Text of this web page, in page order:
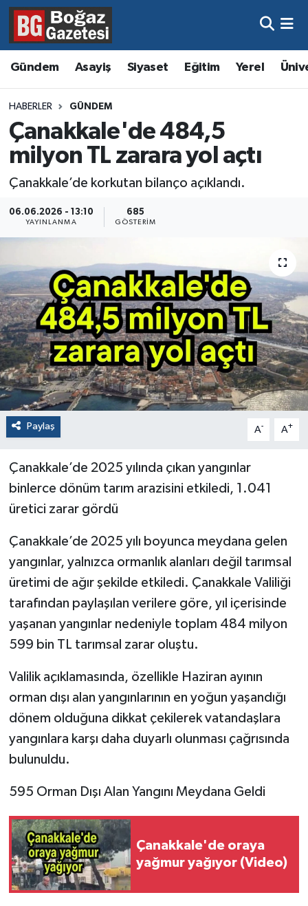
Gündem Asayiş Siyaset Eğitim Yerel
HABERLER GÜNDEM
Çanakkale'de 484,5
milyon TL zarara yol açtı
Çanakkale’de korkutan bilanço açıklandı.
06.06.2026 - 13:10
YAYINLANMA
685
GÖSTERIM
Paylaş A- A+
Çanakkale’de 2025 yılında çıkan yangınlar
binlerce dönüm tarım arazisini etkiledi, 1.041
üretici zarar gördü
Çanakkale’de 2025 yılı boyunca meydana gelen
yangınlar, yalnızca ormanlık alanları değil tarımsal
üretimi de ağır şekilde etkiledi. Çanakkale Valiliği
tarafından paylaşılan verilere göre, yıl içerisinde
yaşanan yangınlar nedeniyle toplam 484 milyon
599 bin TL tarımsal zarar oluştu.
Valilik açıklamasında, özellikle Haziran ayının
orman dışı alan yangınlarının en yoğun yaşandığı
dönem olduğuna dikkat çekilerek vatandaşlara
yangınlara karşı daha duyarlı olunması çağrısında
bulunuldu.
595 Orman Dışı Alan Yangını Meydana Geldi
Çanakkale'de oraya
yağmur yağıyor (Video)
Asayiş
Eğitim
Ekonomi
Gündem
Magazin
Resmi İlanlar
Sağlık
Hava Durumu
Trafik Durumu
Süper Lig Puan Durumu ve Fikstür
Tüm Manşetler
Haber Arşivi